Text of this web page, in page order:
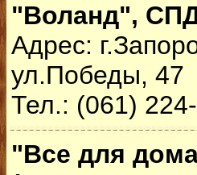
"Воланд",
Адрес:
ул.Победы, 47
Тел.: (061)
"Все для